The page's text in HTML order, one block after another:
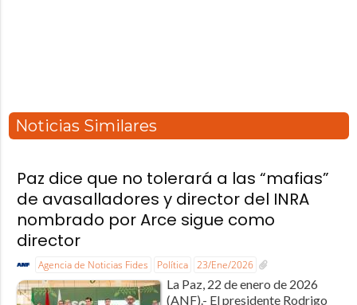
Noticias Similares
Paz dice que no tolerará a las “mafias”
de avasalladores y director del INRA
nombrado por Arce sigue como
director
Agencia de Noticias Fides Política 23/Ene/2026
La Paz, 22 de enero de 2026
(ANF).- El presidente Rodrigo